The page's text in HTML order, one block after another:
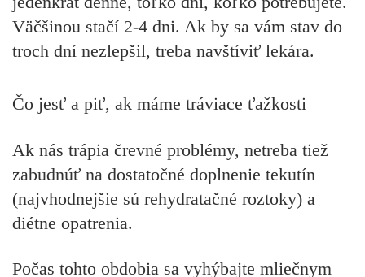
Väčšinou stačí 2-4 dni. Ak by sa vám stav do
troch dní nezlepšil, treba navštíviť lekára.
Čo jesť a piť, ak máme tráviace ťažkosti
Ak nás trápia črevné problémy, netreba tiež
zabudnúť na dostatočné doplnenie tekutín
(najvhodnejšie sú rehydratačné roztoky) a
diétne opatrenia.
Počas tohto obdobia sa vyhýbajte mliečnym